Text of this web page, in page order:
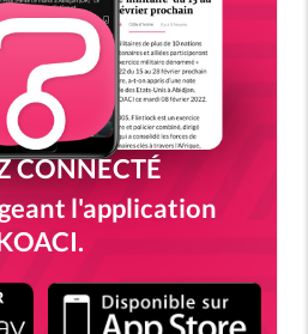
CONNECTÉ
l'application